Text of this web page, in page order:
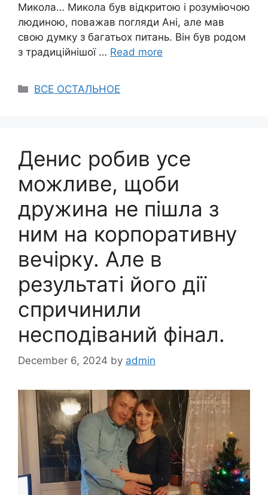
Микола… Микола був відкритою і розуміючою
людиною, поважав погляди Ані, але мав
свою думку з багатьох питань. Він був родом
з традиційнішої … Read more
Categories
ВСЕ ОСТАЛЬНОЕ
Денис робив усе
можливе, щоби
дружина не пішла з
ним на корпоративну
вечірку. Але в
результаті його дії
спричинили
несподіваний фінал.
December 6, 2024 by admin